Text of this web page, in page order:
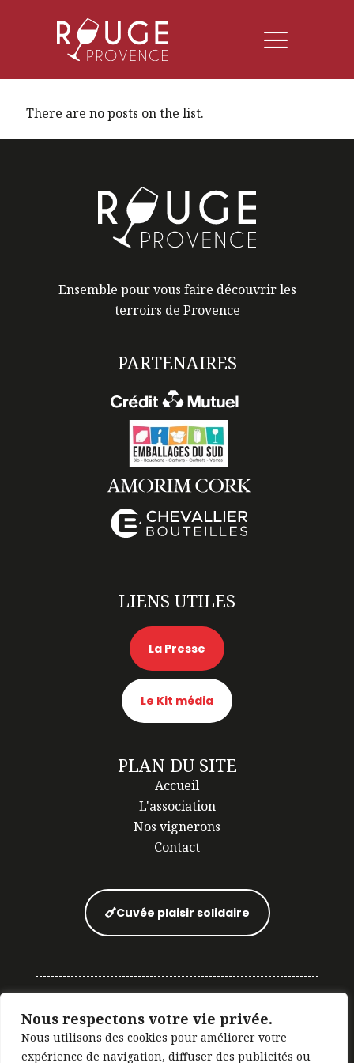
Nous respectons votre vie privée.
Nous utilisons des cookies pour améliorer votre
expérience de navigation, diffuser des publicités ou
There are no posts on the list.
Ensemble pour vous faire découvrir les
terroirs de Provence
PARTENAIRES
LIENS UTILES
La Presse
Le Kit média
PLAN DU SITE
Accueil
L'association
Nos vignerons
Contact
Cuvée plaisir solidaire
© 2025 Rouge Provence | Tous droits réservés
|Mentions légales|Politique de